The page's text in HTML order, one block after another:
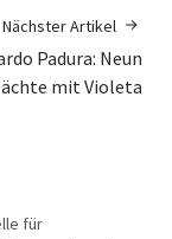
Nächster Artikel
Padura: Neun
mit Violeta
für